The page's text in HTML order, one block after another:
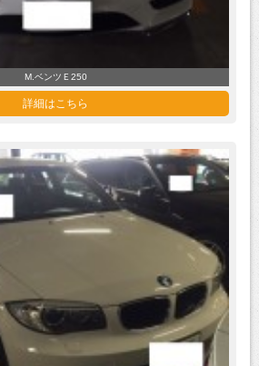
M.ベンツＥ250
詳細はこちら